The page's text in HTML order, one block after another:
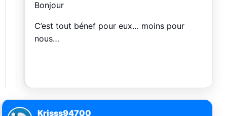
Bonjour
C’est tout bénef pour eux… moins pour
nous…
Krisss94700